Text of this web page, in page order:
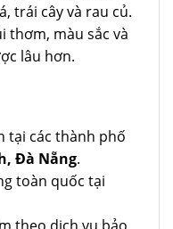
trái cây và rau củ.
thơm, màu sắc và
lâu hơn.
tại các thành phố
Đà Nẵng.
toàn quốc tại